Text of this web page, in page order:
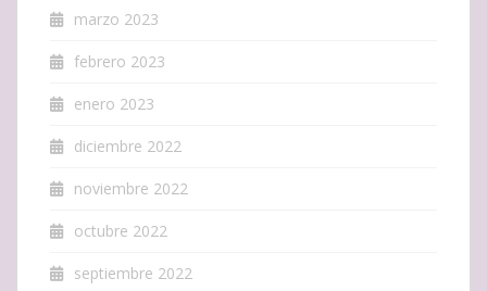
marzo 2023
febrero 2023
enero 2023
diciembre 2022
noviembre 2022
octubre 2022
septiembre 2022